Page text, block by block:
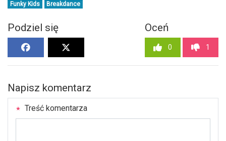
Funky Kids Breakdance
Podziel się Oceń
0 1
Napisz komentarz
Treść komentarza